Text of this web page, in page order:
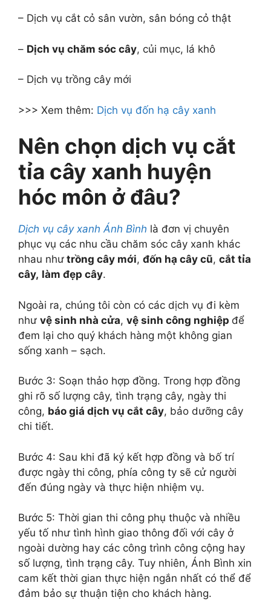
– Dịch vụ cắt cỏ sân vườn, sân bóng cỏ thật
– Dịch vụ chăm sóc cây, củi mục, lá khô
– Dịch vụ trồng cây mới
>>> Xem thêm: Dịch vụ đốn hạ cây xanh
Nên chọn dịch vụ cắt
tỉa cây xanh huyện
hóc môn ở đâu?
Dịch vụ cây xanh Ánh Bình là đơn vị chuyên
phục vụ các nhu cầu chăm sóc cây xanh khác
nhau như trồng cây mới, đốn hạ cây cũ, cắt tỉa
cây, làm đẹp cây.
Ngoài ra, chúng tôi còn có các dịch vụ đi kèm
như vệ sinh nhà cửa, vệ sinh công nghiệp để
đem lại cho quý khách hàng một không gian
sống xanh – sạch.
Bước 3: Soạn thảo hợp đồng. Trong hợp đồng
ghi rõ số lượng cây, tình trạng cây, ngày thi
công, báo giá dịch vụ cắt cây, bảo dưỡng cây
chi tiết.
Bước 4: Sau khi đã ký kết hợp đồng và bố trí
được ngày thi công, phía công ty sẽ cử người
đến đúng ngày và thực hiện nhiệm vụ.
Bước 5: Thời gian thi công phụ thuộc và nhiều
yếu tố như tình hình giao thông đối với cây ở
ngoài dường hay các công trình công cộng hay
số lượng, tình trạng cây. Tuy nhiên, Ánh Bình xin
cam kết thời gian thực hiện ngắn nhất có thể để
đảm bảo sự thuận tiện cho khách hàng.